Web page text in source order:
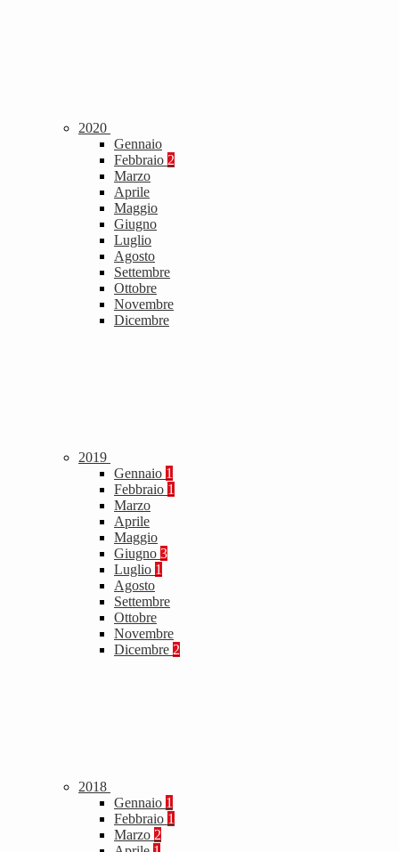
2020
Gennaio
Febbraio 2
Marzo
Aprile
Maggio
Giugno
Luglio
Agosto
Settembre
Ottobre
Novembre
Dicembre
2019
Gennaio 1
Febbraio 1
Marzo
Aprile
Maggio
Giugno 3
Luglio 1
Agosto
Settembre
Ottobre
Novembre
Dicembre 2
2018
Gennaio 1
Febbraio 1
Marzo 2